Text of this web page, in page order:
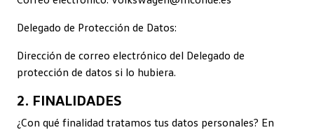
Delegado de Protección de Datos:
Dirección de correo electrónico del Delegado de
protección de datos si lo hubiera.
2. FINALIDADES
¿Con qué finalidad tratamos tus datos personales? En